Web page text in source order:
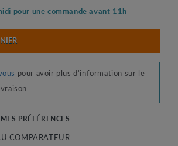
pour une commande avant 11h
pour avoir plus d'information sur le
PRÉFÉRENCES
COMPARATEUR